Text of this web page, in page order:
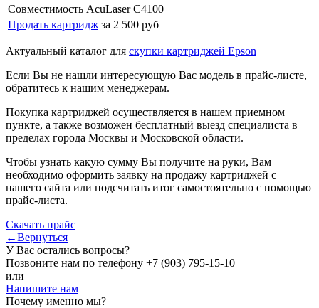
Совместимость AcuLaser C4100
Продать картридж за 2 500 руб
Актуальный каталог для скупки картриджей Epson
Если Вы не нашли интересующую Вас модель в прайс-листе,
обратитесь к нашим менеджерам.
Покупка картриджей осуществляется в нашем приемном
пункте, а также возможен бесплатный выезд специалиста в
пределах города Москвы и Московской области.
Чтобы узнать какую сумму Вы получите на руки, Вам
необходимо оформить заявку на продажу картриджей с
нашего сайта или подсчитать итог самостоятельно с помощью
прайс-листа.
Скачать прайс
←Вернуться
У Вас остались вопросы?
Позвоните нам по телефону +7 (903) 795-15-10
или
Напишите нам
Почему именно мы?